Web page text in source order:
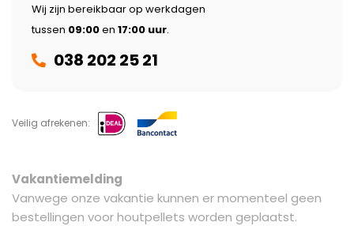
Wij zijn bereikbaar op werkdagen
tussen 09:00en 17:00 uur.
038 202 25 21
Veilig afrekenen:
Vakantiemelding
Vanwege onze vakantie kunnen er momenteel geen
bestellingen voor houtpellets worden geplaatst.